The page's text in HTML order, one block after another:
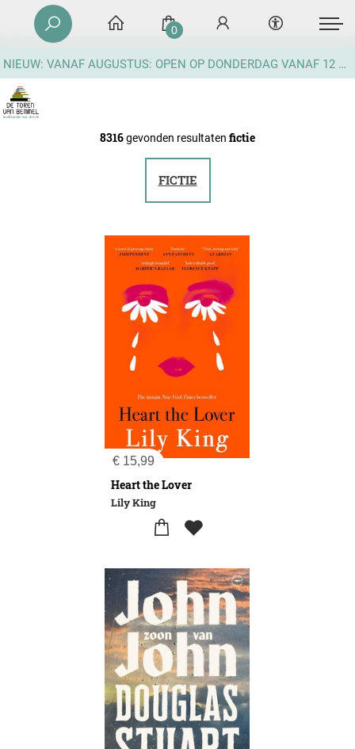
NIEUW: VANAF AUGUSTUS: OPEN OP DONDERDAG VANAF 12 UUR
0
8316gevonden resultaten fictie
FICTIE
€ 15,99
Heart the Lover
Lily King